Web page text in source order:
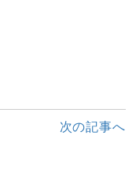
次の記事へ